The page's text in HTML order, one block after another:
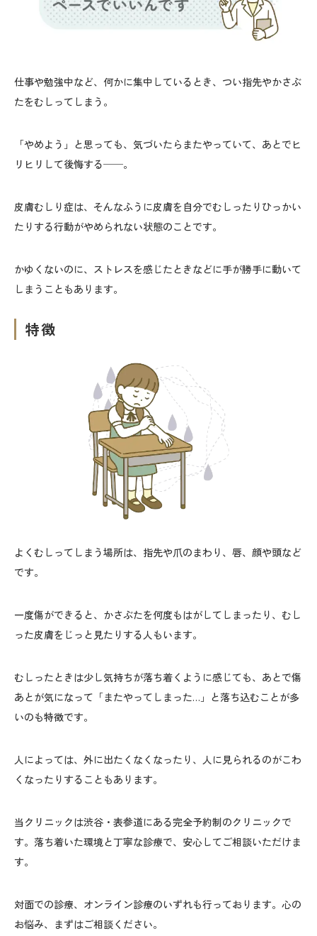
仕事や勉強中など、何かに集中しているとき、つい指先やかさぶ
たをむしってしまう。
「やめよう」と思っても、気づいたらまたやっていて、あとでヒ
リヒリして後悔する──。
皮膚むしり症は、そんなふうに皮膚を自分でむしったりひっかい
たりする行動がやめられない状態のことです。
かゆくないのに、ストレスを感じたときなどに手が勝手に動いて
しまうこともあります。
特徴
よくむしってしまう場所は、指先や爪のまわり、唇、顔や頭など
です。
一度傷ができると、かさぶたを何度もはがしてしまったり、むし
った皮膚をじっと見たりする人もいます。
むしったときは少し気持ちが落ち着くように感じても、あとで傷
あとが気になって「またやってしまった…」と落ち込むことが多
いのも特徴です。
人によっては、外に出たくなくなったり、人に見られるのがこわ
くなったりすることもあります。
当クリニックは渋谷・表参道にある完全予約制のクリニックで
す。落ち着いた環境と丁寧な診療で、安心してご相談いただけま
す。
対面での診療、オンライン診療のいずれも行っております。心の
お悩み、まずはご相談ください。